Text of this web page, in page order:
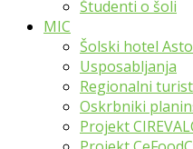
Študenti o šoli
MIC
Šolski hotel
Usposabljanja
Regionalni
Oskrbniki
Projekt